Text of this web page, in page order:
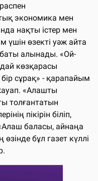
экономика мен
нақты істер мен
үшін өзекті уәж айта
алынады. «Ой-
көзқарасы
бір сұрақ» - қарапайым
«Алашты
толғантатын
пікірін біліп,
баласы, айнаңа
өзінде бұл газет күллі